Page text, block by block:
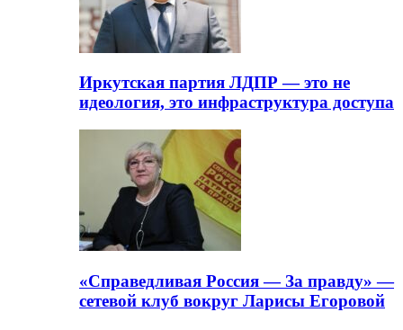
Иркутская партия ЛДПР — это не
идеология, это инфраструктура доступа
«Справедливая Россия — За правду» —
сетевой клуб вокруг Ларисы Егоровой